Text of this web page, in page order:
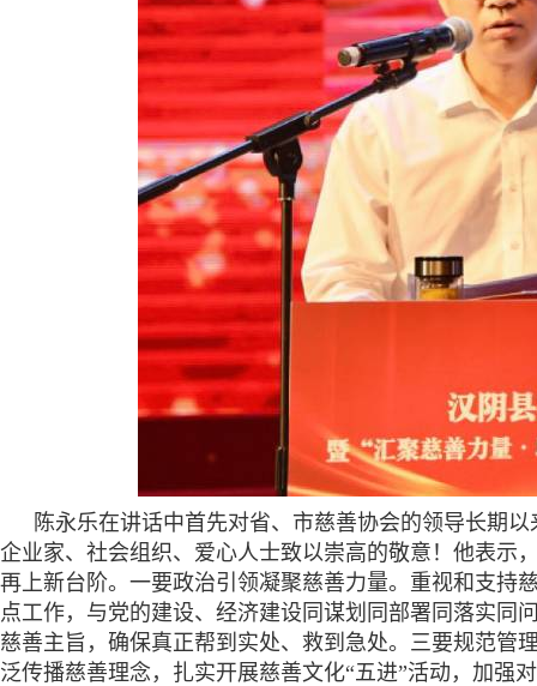
陈永乐在讲话中首先对省、市慈善协会的领导长期
企业家、社会组织、爱心人士致以崇高的敬意！他表示
再上新台阶。一要政治引领凝聚慈善力量。重视和支持
点工作，与党的建设、经济建设同谋划同部署同落实同
慈善主旨，确保真正帮到实处、救到急处。三要规范管
泛传播慈善理念，扎实开展慈善文化“五进”活动，加强